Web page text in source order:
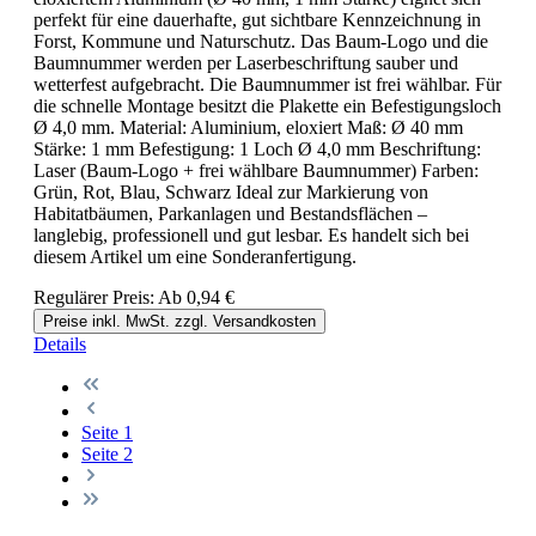
perfekt für eine dauerhafte, gut sichtbare Kennzeichnung in
Forst, Kommune und Naturschutz. Das Baum-Logo und die
Baumnummer werden per Laserbeschriftung sauber und
wetterfest aufgebracht. Die Baumnummer ist frei wählbar. Für
die schnelle Montage besitzt die Plakette ein Befestigungsloch
Ø 4,0 mm. Material: Aluminium, eloxiert Maß: Ø 40 mm
Stärke: 1 mm Befestigung: 1 Loch Ø 4,0 mm Beschriftung:
Laser (Baum-Logo + frei wählbare Baumnummer) Farben:
Grün, Rot, Blau, Schwarz Ideal zur Markierung von
Habitatbäumen, Parkanlagen und Bestandsflächen –
langlebig, professionell und gut lesbar. Es handelt sich bei
diesem Artikel um eine Sonderanfertigung.
Regulärer Preis: Ab 0,94 €
Preise inkl. MwSt. zzgl. Versandkosten
Details
Seite 1
Seite 2